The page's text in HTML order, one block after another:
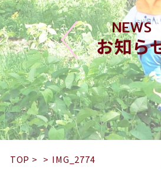
NEWS
お知ら
TOP > > IMG_2774